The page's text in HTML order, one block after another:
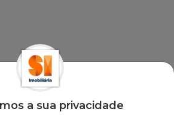
a sua privacidade